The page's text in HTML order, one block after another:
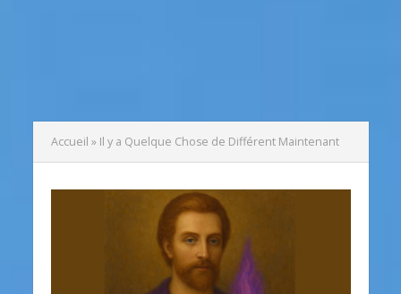
Accueil » Il y a Quelque Chose de Différent Maintenant